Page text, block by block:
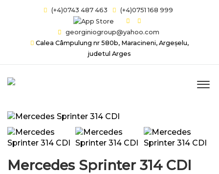
(+4)0743 487 463 (+4)0751 168 999
georginiogroup@yahoo.com
Calea Câmpulung nr 580b, Maracineni, Argeșelu,
judetul Arges
Mercedes Sprinter 314 CDI